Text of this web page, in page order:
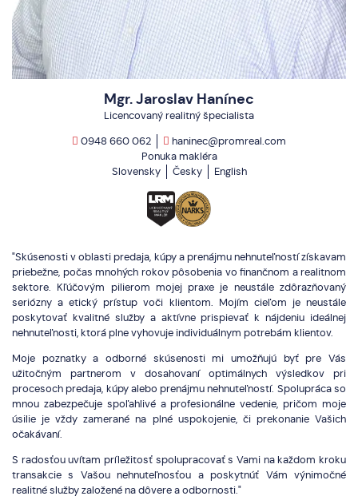
Mgr. Jaroslav Hanínec
Licencovaný realitný špecialista
0948 660 062
haninec@promreal.com
Ponuka makléra
Slovensky
Česky English
"Skúsenosti v oblasti predaja, kúpy a prenájmu nehnuteľností získavam
priebežne, počas mnohých rokov pôsobenia vo finančnom a realitnom
sektore. Kľúčovým pilierom mojej praxe je neustále zdôrazňovaný
seriózny a etický prístup voči klientom. Mojím cieľom je neustále
poskytovať kvalitné služby a aktívne prispievať k nájdeniu ideálnej
nehnuteľnosti, ktorá plne vyhovuje individuálnym potrebám klientov.
Moje poznatky a odborné skúsenosti mi umožňujú byť pre Vás
užitočným partnerom v dosahovaní optimálnych výsledkov pri
procesoch predaja, kúpy alebo prenájmu nehnuteľností. Spolupráca so
mnou zabezpečuje spoľahlivé a profesionálne vedenie, pričom moje
úsilie je vždy zamerané na plné uspokojenie, či prekonanie Vašich
očakávaní.
S radosťou uvítam príležitosť spolupracovať s Vami na každom kroku
transakcie s Vašou nehnuteľnosťou a poskytnúť Vám výnimočné
realitné služby založené na dôvere a odbornosti."